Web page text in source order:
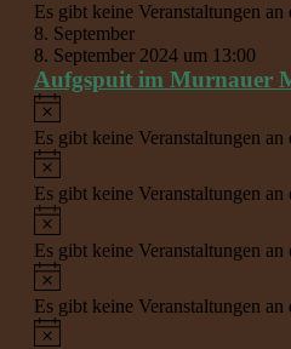
Es gibt keine Veranstaltungen an
8. September
8. September 2024 um 13:00
Aufgspuit im Murnauer
Hinweis
Es gibt keine Veranstaltungen an
Hinweis
Es gibt keine Veranstaltungen an
Hinweis
Es gibt keine Veranstaltungen an
Hinweis
Es gibt keine Veranstaltungen an
Hinweis